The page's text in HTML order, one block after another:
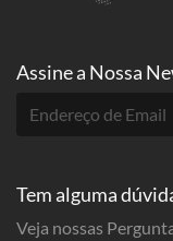
Assine a Nossa
Tem alguma
Veja nossas